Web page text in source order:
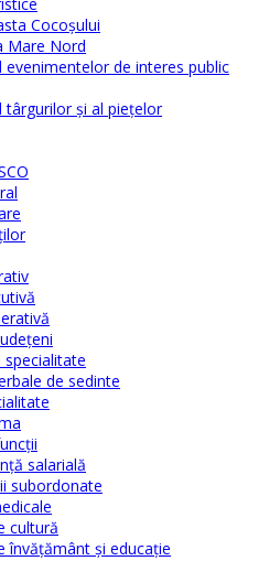
Cocoșului
Mare Nord
evenimentelor de interes public
târgurilor şi al pieţelor
specialitate
de sedinte
salarială
subordonate
cultură
învăţământ şi educaţie